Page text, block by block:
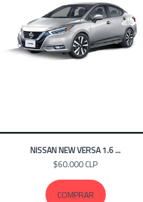
NISSAN NEW VERSA 1.6 ...
$60.000 CLP
COMPRAR